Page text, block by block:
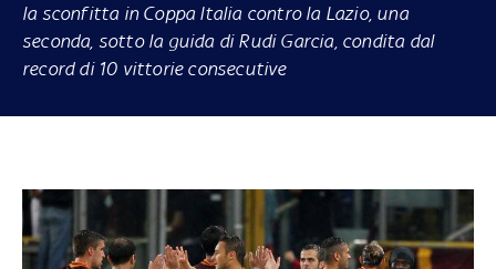
la sconfitta in Coppa Italia contro la Lazio, una
seconda, sotto la guida di Rudi Garcia, condita dal
record di 10 vittorie consecutive